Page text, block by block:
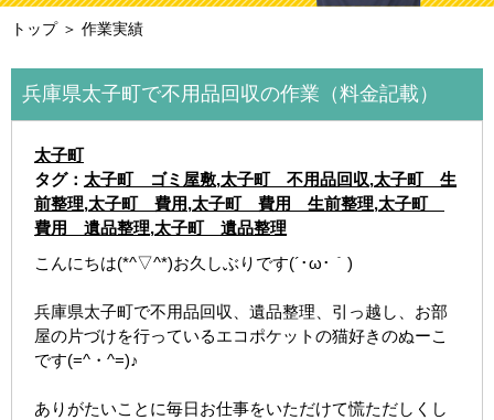
トップ＞ 作業実績
兵庫県太子町で不用品回収の作業（料金記載）
太子町
タグ： 太子町 ゴミ屋敷,太子町 不用品回収,太子町 生
前整理,太子町 費用,太子町 費用 生前整理,太子町
費用 遺品整理,太子町 遺品整理
こんにちは(*^▽^*)お久しぶりです(´･ω･｀)
兵庫県太子町で不用品回収、遺品整理、引っ越し、お部
屋の片づけを行っているエコポケットの猫好きのぬーこ
です(=^・^=)♪
ありがたいことに毎日お仕事をいただけて慌ただしくし